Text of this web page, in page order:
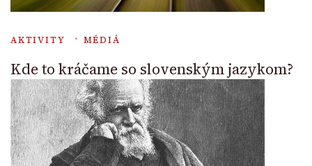
AKTIVITY MÉDIÁ
Kde to kráčame so slovenským jazykom?